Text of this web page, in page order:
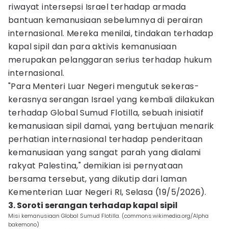
riwayat intersepsi Israel terhadap armada
bantuan kemanusiaan sebelumnya di perairan
internasional. Mereka menilai, tindakan terhadap
kapal sipil dan para aktivis kemanusiaan
merupakan pelanggaran serius terhadap hukum
internasional.
"Para Menteri Luar Negeri mengutuk sekeras-
kerasnya serangan Israel yang kembali dilakukan
terhadap Global Sumud Flotilla, sebuah inisiatif
kemanusiaan sipil damai, yang bertujuan menarik
perhatian internasional terhadap penderitaan
kemanusiaan yang sangat parah yang dialami
rakyat Palestina," demikian isi pernyataan
bersama tersebut, yang dikutip dari laman
Kementerian Luar Negeri RI, Selasa (19/5/2026).
3. Soroti serangan terhadap kapal sipil
Misi kemanusiaan Global Sumud Flotilla. (commons.wikimedia.org/Alpha
bakemono)